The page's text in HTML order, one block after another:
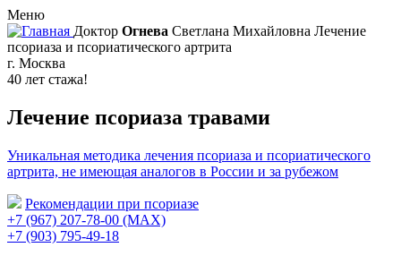
Меню
Доктор Огнева Светлана Михайловна Лечение
псориаза и псориатического артрита
г. Москва
40 лет стажа!
Лечение псориаза травами
Уникальная методика лечения псориаза и псориатического
артрита, не имеющая аналогов в России и за рубежом
Рекомендации при псориазе
+7 (967) 207-78-00 (MAX)
+7 (903) 795-49-18